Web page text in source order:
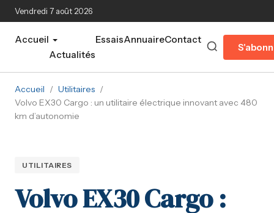
Aller au contenu principal
Vendredi 7 août 2026
Accueil
Actualités
EssaisAnnuaireContact
Accueil / Utilitaires /
Volvo EX30 Cargo : un utilitaire électrique innovant avec 480
km d’autonomie
UTILITAIRES
Volvo EX30 Cargo :